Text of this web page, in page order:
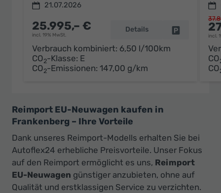
21.07.2026
25.995,– €
incl. 19% MwSt.
Details Fahrzeug
Verbrauch kombiniert: 6,50 l/100km
CO2-Klasse: E
CO2-Emissionen: 147,00 g/km
incl.
CO
CO
Reimport EU-Neuwagen kaufen in
Frankenberg – Ihre Vorteile
Dank unseres Reimport-Modells erhalten Sie bei
Autoflex24 erhebliche Preisvorteile. Unser Fokus
auf den Reimport ermöglicht es uns, Reimport
EU-Neuwagen günstiger anzubieten, ohne auf
Qualität und erstklassigen Service zu verzichten.